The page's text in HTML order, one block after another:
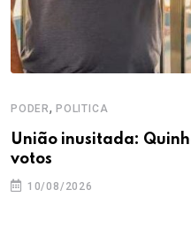
PODER, POLITICA
União inusitada:
votos
10/08/2026